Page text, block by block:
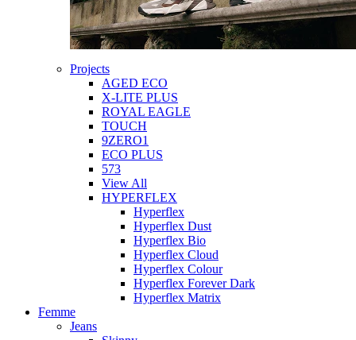
Projects
AGED ECO
X-LITE PLUS
ROYAL EAGLE
TOUCH
9ZERO1
ECO PLUS
573
View All
HYPERFLEX
Hyperflex
Hyperflex Dust
Hyperflex Bio
Hyperflex Cloud
Hyperflex Colour
Hyperflex Forever Dark
Hyperflex Matrix
Femme
Jeans